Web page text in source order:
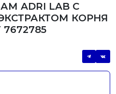
ADRI LAB С
КОРНЯ